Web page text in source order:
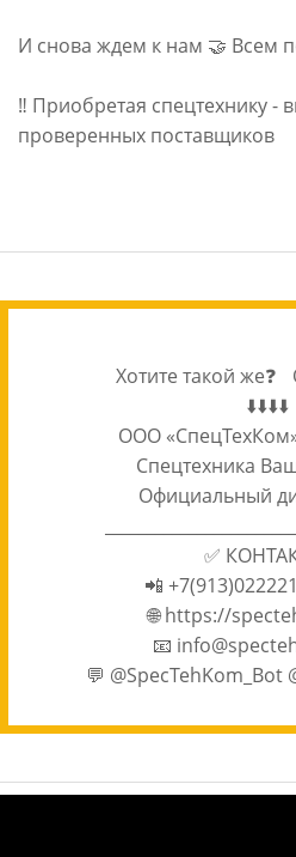
И снова ждем к нам 🤝 Всем
‼️ Приобретая спецтехнику -
проверенных поставщиков
Хотите такой
⬇️⬇️⬇️⬇️
ООО
Спецтехника
Официальный
✅
📲
🌐 https://
📧
💬 @SpecTehKom_Bot